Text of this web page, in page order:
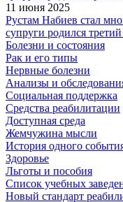
11 июня 2025
Рустам Набиев стал
супруги родился
Болезни и состояния
Рак и его типы
Нервные болезни
Анализы и
Социальная поддержка
Средства реабилитации
Доступная среда
Жемчужина мысли
История одного
Здоровье
Льготы и пособия
Список учебных
Новый стандарт